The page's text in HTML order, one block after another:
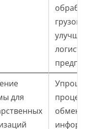
грузов,
для
обмена